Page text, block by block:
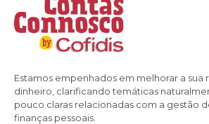
Estamos empenhados em melhorar a sua
dinheiro, clarificando temáticas
pouco claras relacionadas com a gestão
finanças pessoais.